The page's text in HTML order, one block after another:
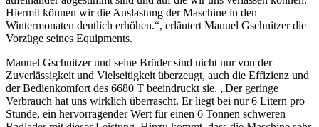
Hiermit können wir die Auslastung der Maschine in den
Wintermonaten deutlich erhöhen.“, erläutert Manuel Gschnitzer die
Vorzüge seines Equipments.
Manuel Gschnitzer und seine Brüder sind nicht nur von der
Zuverlässigkeit und Vielseitigkeit überzeugt, auch die Effizienz und
der Bedienkomfort des 6680 T beeindruckt sie. „Der geringe
Verbrauch hat uns wirklich überrascht. Er liegt bei nur 6 Litern pro
Stunde, ein hervorragender Wert für einen 6 Tonnen schweren